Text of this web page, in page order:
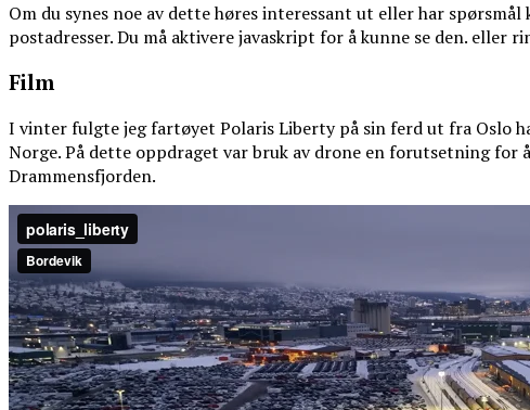
Om du synes noe av dette høres interessant ut eller har spørsmål
postadresser. Du må aktivere javaskript for å kunne se den. eller
Film
I vinter fulgte jeg fartøyet Polaris Liberty på sin ferd ut fra Oslo
Norge. På dette oppdraget var bruk av drone en forutsetning
Drammensfjorden.